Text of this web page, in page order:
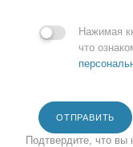
Нажимая
что
ОТПРАВИТЬ
Подтвердите, что вы